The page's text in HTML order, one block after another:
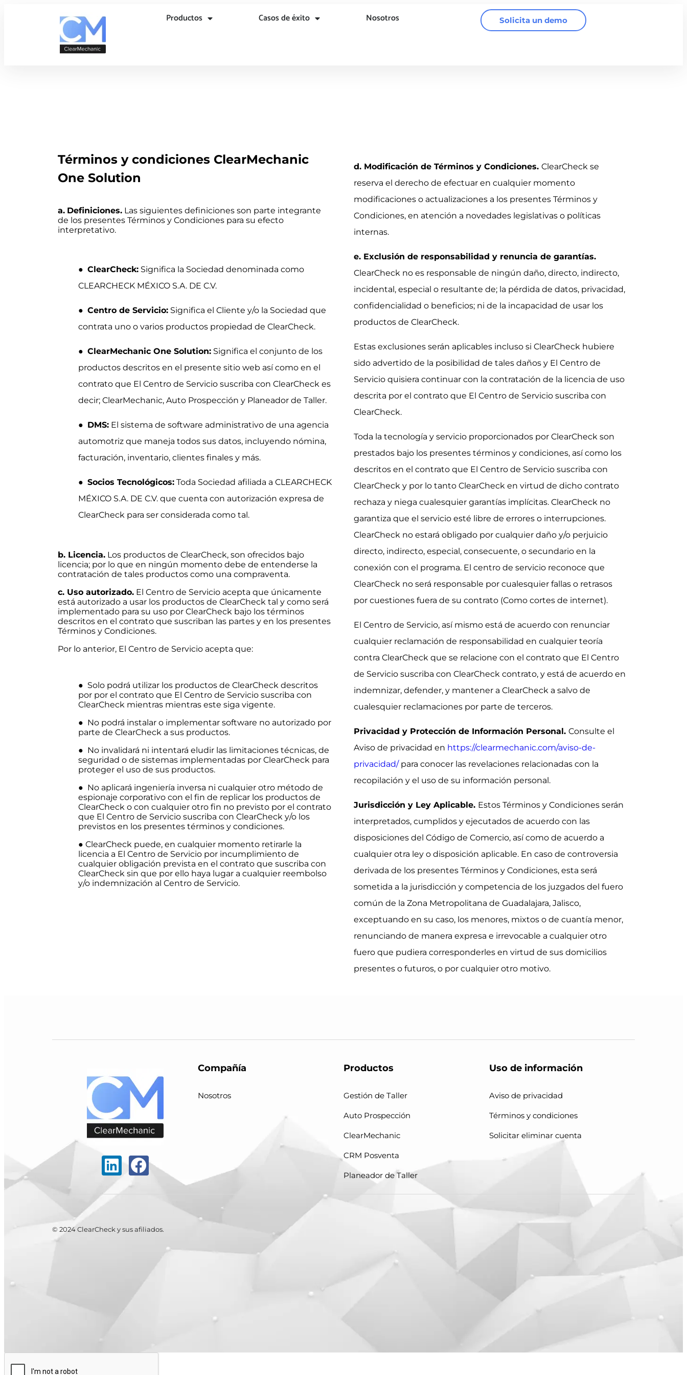
Productos Casos de éxito Nosotros Solicita un demo
Términos y condiciones ClearMechanic
One Solution
a. Definiciones.Las siguientes definiciones son parte integrante
de los presentes Términos y Condiciones para su efecto
interpretativo.
● ClearCheck:Significa la Sociedad denominada como
CLEARCHECK MÉXICO S.A. DE C.V.
● Centro de Servicio:Significa el Cliente y/o la Sociedad que
contrata uno o varios productos propiedad de ClearCheck.
● ClearMechanic One Solution:Significa el conjunto de los
productos descritos en el presente sitio web así como en el
contrato que El Centro de Servicio suscriba con ClearCheck es
decir; ClearMechanic, Auto Prospección y Planeador de Taller.
● DMS:El sistema de software administrativo de una agencia
automotriz que maneja todos sus datos, incluyendo nómina,
facturación, inventario, clientes finales y más.
● Socios Tecnológicos:Toda Sociedad afiliada a CLEARCHECK
MÉXICO S.A. DE C.V. que cuenta con autorización expresa de
ClearCheck para ser considerada como tal.
b. Licencia.Los productos de ClearCheck, son ofrecidos bajo
licencia; por lo que en ningún momento debe de entenderse la
contratación de tales productos como una compraventa.
c. Uso autorizado.El Centro de Servicio acepta que únicamente
está autorizado a usar los productos de ClearCheck tal y como será
implementado para su uso por ClearCheck bajo los términos
descritos en el contrato que suscriban las partes y en los presentes
Términos y Condiciones.
Por lo anterior, El Centro de Servicio acepta que:
● Solo podrá utilizar los productos de ClearCheck descritos
por por el contrato que El Centro de Servicio suscriba con
ClearCheck mientras mientras este siga vigente.
● No podrá instalar o implementar software no autorizado por
parte de ClearCheck a sus productos.
● No invalidará ni intentará eludir las limitaciones técnicas, de
seguridad o de sistemas implementadas por ClearCheck para
proteger el uso de sus productos.
● No aplicará ingeniería inversa ni cualquier otro método de
espionaje corporativo con el fin de replicar los productos de
ClearCheck o con cualquier otro fin no previsto por el contrato
que El Centro de Servicio suscriba con ClearCheck y/o los
previstos en los presentes términos y condiciones.
● ClearCheck puede, en cualquier momento retirarle la
licencia a El Centro de Servicio por incumplimiento de
cualquier obligación prevista en el contrato que suscriba con
ClearCheck sin que por ello haya lugar a cualquier reembolso
y/o indemnización al Centro de Servicio.
d. Modificación de Términos y Condiciones. ClearCheck se
reserva el derecho de efectuar en cualquier momento
modificaciones o actualizaciones a los presentes Términos y
Condiciones, en atención a novedades legislativas o políticas
internas.
e. Exclusión de responsabilidad y renuncia de garantías.
ClearCheck no es responsable de ningún daño, directo, indirecto,
incidental, especial o resultante de; la pérdida de datos, privacidad,
confidencialidad o beneficios; ni de la incapacidad de usar los
productos de ClearCheck.
Estas exclusiones serán aplicables incluso si ClearCheck hubiere
sido advertido de la posibilidad de tales daños y El Centro de
Servicio quisiera continuar con la contratación de la licencia de uso
descrita por el contrato que El Centro de Servicio suscriba con
ClearCheck.
Toda la tecnología y servicio proporcionados por ClearCheck son
prestados bajo los presentes términos y condiciones, así como los
descritos en el contrato que El Centro de Servicio suscriba con
ClearCheck y por lo tanto ClearCheck en virtud de dicho contrato
rechaza y niega cualesquier garantías implícitas. ClearCheck no
garantiza que el servicio esté libre de errores o interrupciones.
ClearCheck no estará obligado por cualquier daño y/o perjuicio
directo, indirecto, especial, consecuente, o secundario en la
conexión con el programa. El centro de servicio reconoce que
ClearCheck no será responsable por cualesquier fallas o retrasos
por cuestiones fuera de su contrato (Como cortes de internet).
El Centro de Servicio, así mismo está de acuerdo con renunciar
cualquier reclamación de responsabilidad en cualquier teoría
contra ClearCheck que se relacione con el contrato que El Centro
de Servicio suscriba con ClearCheck contrato, y está de acuerdo en
indemnizar, defender, y mantener a ClearCheck a salvo de
cualesquier reclamaciones por parte de terceros.
Privacidad y Protección de Información Personal. Consulte el
Aviso de privacidad en https://clearmechanic.com/aviso-de-
privacidad/para conocer las revelaciones relacionadas con la
recopilación y el uso de su información personal.
Jurisdicción y Ley Aplicable. Estos Términos y Condiciones serán
interpretados, cumplidos y ejecutados de acuerdo con las
disposiciones del Código de Comercio, así como de acuerdo a
cualquier otra ley o disposición aplicable. En caso de controversia
derivada de los presentes Términos y Condiciones, esta será
sometida a la jurisdicción y competencia de los juzgados del fuero
común de la Zona Metropolitana de Guadalajara, Jalisco,
exceptuando en su caso, los menores, mixtos o de cuantía menor,
renunciando de manera expresa e irrevocable a cualquier otro
fuero que pudiera corresponderles en virtud de sus domicilios
presentes o futuros, o por cualquier otro motivo.
Compañía
Nosotros
Productos
Gestión de Taller
Auto Prospección
ClearMechanic
CRM Posventa
Planeador de Taller
Uso de información
Aviso de privacidad
Términos y condiciones
Solicitar eliminar cuenta
© 2024 ClearCheck y sus afiliados.